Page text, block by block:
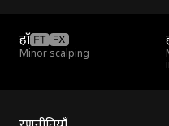
हाँ
Minor scalping